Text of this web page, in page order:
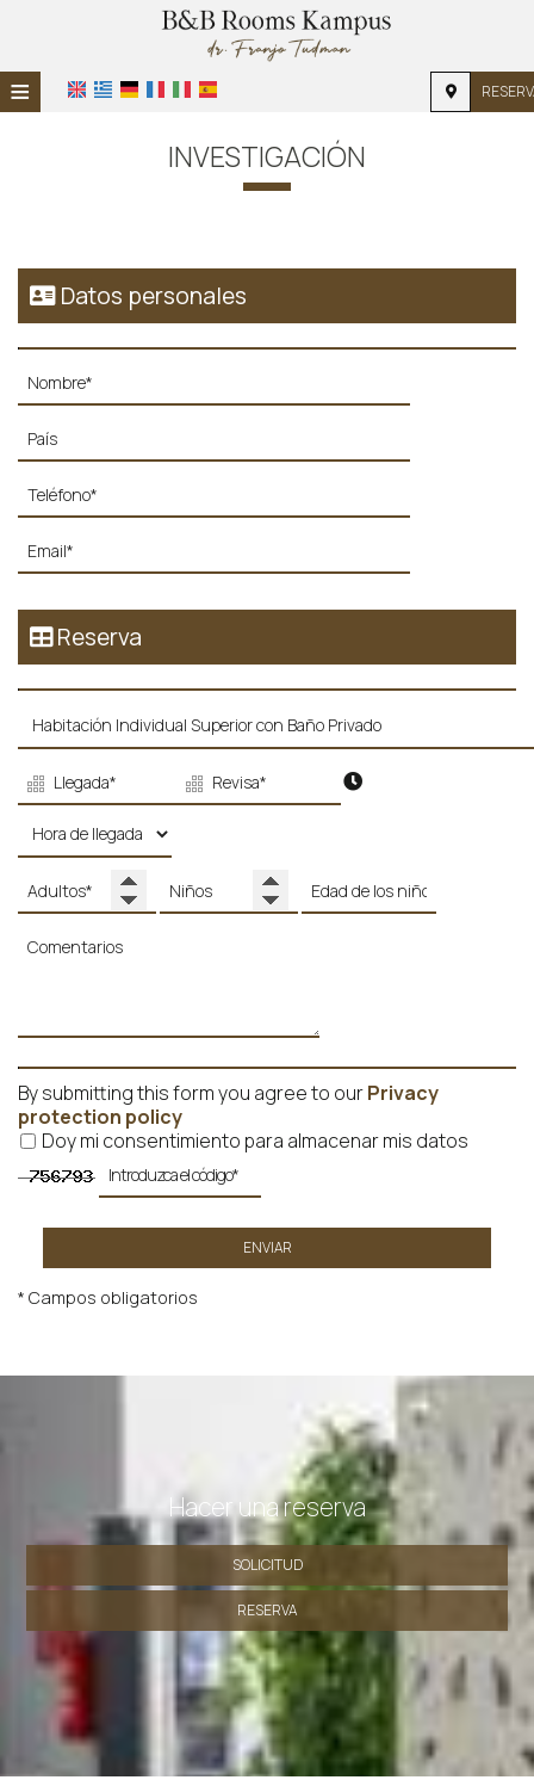
≡
UBICACIÓN
INSTALACIONES
GALERÍA DE FOTOS
INVESTIGACIÓN
Datos personales
Reserva
By submitting this form you agree to ourPrivacy
protection policy
Doy mi consentimiento para almacenar mis datos
ENVIAR
* Campos obligatorios
Hacer una reserva
SOLICITUD
RESERVA